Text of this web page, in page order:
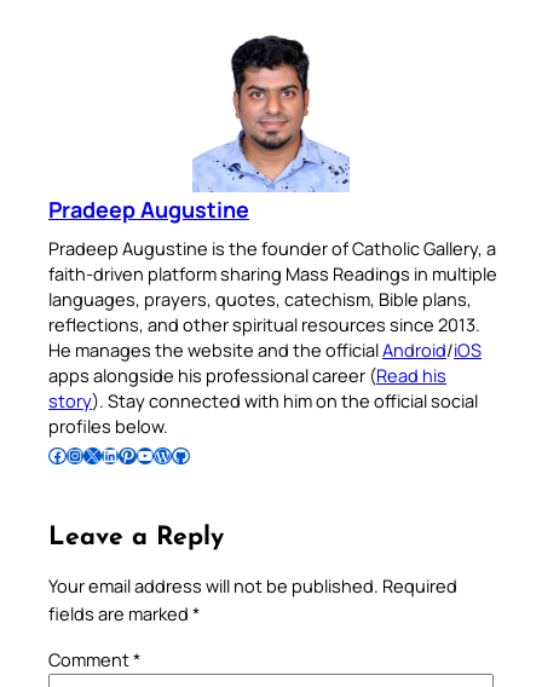
Pradeep Augustine
Pradeep Augustine is the founder of Catholic Gallery, a
faith-driven platform sharing Mass Readings in multiple
languages, prayers, quotes, catechism, Bible plans,
reflections, and other spiritual resources since 2013.
He manages the website and the officialAndroid/iOS
apps alongside his professional career (Read his
story). Stay connected with him on the official social
profiles below.
Follow Pradeep on Facebook Follow Pradeep on InstagramFollow Pradeep on X Follow Pradeep on LinkedIn Follow Pradeep on Pinterest Subscribe to Pradeep’s Youtube Channel Follow Pradeep on WordPress Follow Pradeep on GitHub
Leave a Reply
Your email address will not be published. Required
fields are marked *
Comment*